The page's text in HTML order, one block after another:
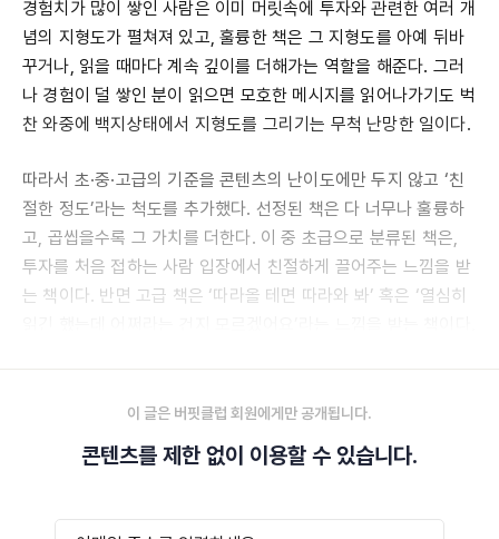
경험치가 많이 쌓인 사람은 이미 머릿속에 투자와 관련한 여러 개
념의 지형도가 펼쳐져 있고, 훌륭한 책은 그 지형도를 아예 뒤바
꾸거나, 읽을 때마다 계속 깊이를 더해가는 역할을 해준다. 그러
나 경험이 덜 쌓인 분이 읽으면 모호한 메시지를 읽어나가기도 벅
찬 와중에 백지상태에서 지형도를 그리기는 무척 난망한 일이다.
따라서 초·중·고급의 기준을 콘텐츠의 난이도에만 두지 않고 ‘친
절한 정도’라는 척도를 추가했다. 선정된 책은 다 너무나 훌륭하
고, 곱씹을수록 그 가치를 더한다. 이 중 초급으로 분류된 책은,
투자를 처음 접하는 사람 입장에서 친절하게 끌어주는 느낌을 받
는 책이다. 반면 고급 책은 ‘따라올 테면 따라와 봐’ 혹은 ‘열심히
이 글은 버핏클럽 회원에게만 공개됩니다.
콘텐츠를 제한 없이 이용할 수 있습니다.